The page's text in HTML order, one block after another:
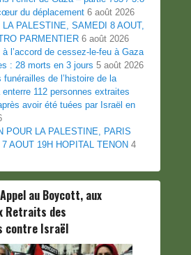
du déplacement 6 août 2026
PALESTINE, SAMEDI 8 AOUT,
PARMENTIER 6 août 2026
à l’accord de cessez-le-feu à Gaza
: 28 morts en 3 jours 5 août 2026
funérailles de l’histoire de la
112 personnes extraites
avoir été tuées par Israël en
POUR LA PALESTINE, PARIS
AOUT 19H HOPITAL TENON 4
au Boycott, aux
Retraits des
contre Israël